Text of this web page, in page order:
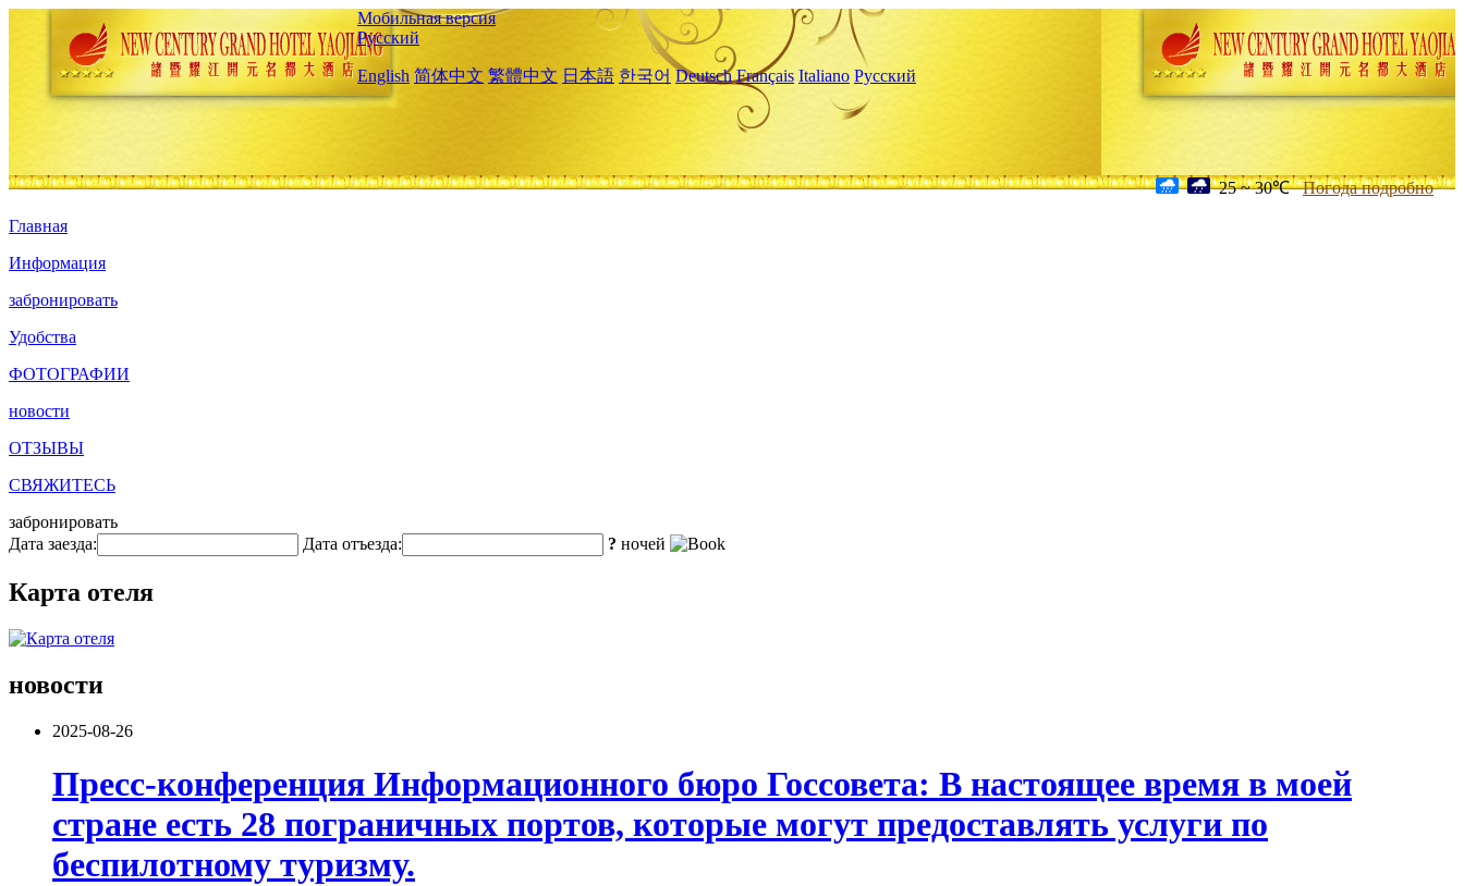
Мобильная версия
Русский
English 简体中文 繁體中文 日本語 한국어 Deutsch Français Italiano Русский
25 ~ 30℃ Погода подробно
Главная
Информация
забронировать
Удобства
ФОТОГРАФИИ
новости
ОТЗЫВЫ
СВЯЖИТЕСЬ
забронировать
Дата заезда:
Дата отъезда: ? ночей
Карта отеля
новости
2025-08-26
Пресс-конференция Информационного бюро Госсовета: В настоящее время в моей
стране есть 28 пограничных портов, которые могут предоставлять услуги по
беспилотному туризму.